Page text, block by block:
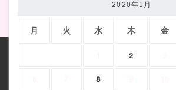
2020年1月
月 火 水 木 金
2
8